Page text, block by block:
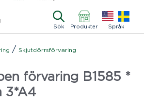
Sök Produkter Språk
/ Skjutdörrsförvaring
förvaring B1585 *
3*A4